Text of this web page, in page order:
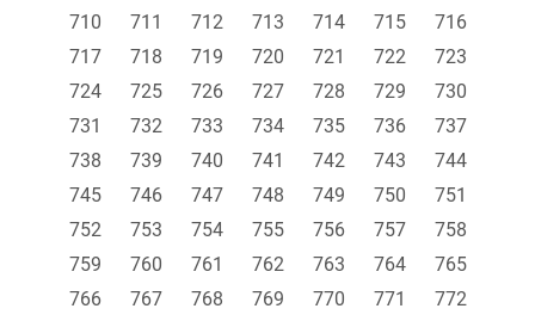
710
711 712 713 714 715
716
717
718 719 720 721 722
723
724
725 726 727 728 729
730
731
732 733 734 735 736
737
738
739 740 741 742 743
744
745
746 747 748 749 750
751
752
753 754 755 756 757
758
759
760 761 762 763 764
765
766
767 768 769 770 771
772